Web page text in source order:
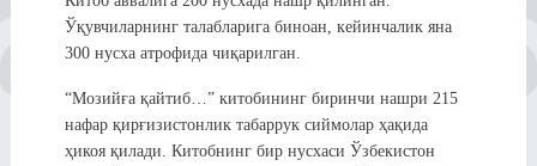
Ўқувчиларнинг талабларига биноан, кейинчалик яна
300 нусха атрофида чиқарилган.
“Мозийға қайтиб…” китобининг биринчи нашри 215
нафар қирғизистонлик табаррук сиймолар ҳақида
ҳикоя қилади. Китобнинг бир нусхаси Ўзбекистон